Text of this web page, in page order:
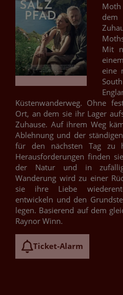
Mit
eine
Küstenwanderweg. Ohne
Ort, an dem sie ihr Lager
Zuhause. Auf ihrem Weg
Ablehnung und der
für den nächsten Tag zu
Herausforderungen finden
der Natur und in
Wanderung wird zu einer
sie ihre Liebe
entwickeln und den
legen. Basierend auf dem
Raynor Winn.
Ticket-Alarm